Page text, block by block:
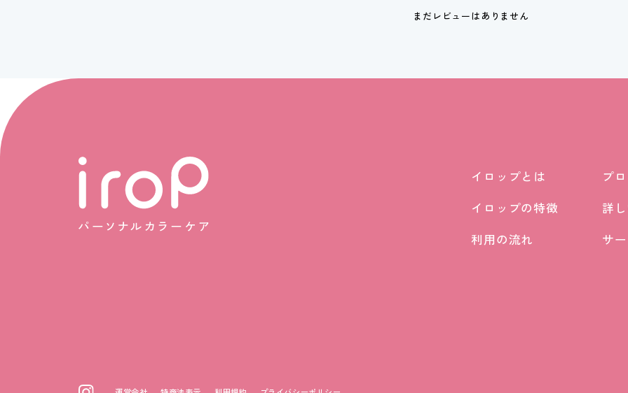
まだレビューはありません
イロップとは
イロップの特徴
利用の流れ
利用の流れ
プ
詳
詳
サ